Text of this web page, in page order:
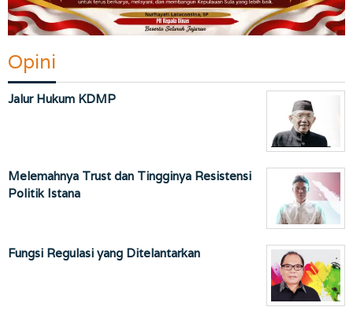
Opini
Jalur Hukum KDMP
Melemahnya Trust dan Tingginya Resistensi
Politik Istana
Fungsi Regulasi yang Ditelantarkan